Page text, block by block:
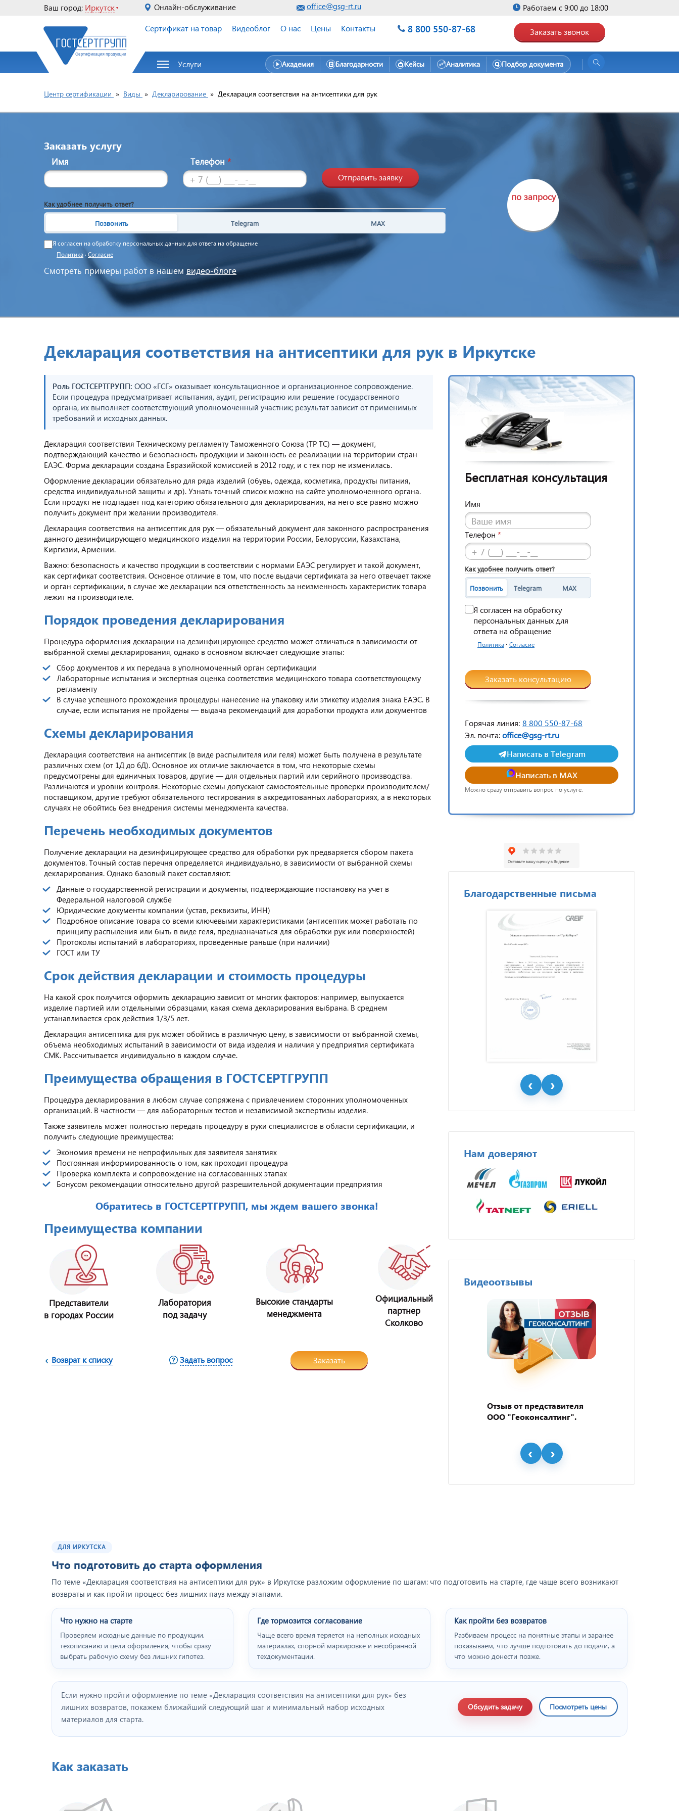
Ваш город: Иркутск Онлайн-обслуживание office@gsg-rt.ru Работаем с 9:00 до 18:00
Сертификат на товар Видеоблог О нас Цены Контакты 8 800 550-87-68 Заказать звонок
Услуги Академия Благодарности Кейсы Аналитика Подбор документа
Центр сертификации » Виды » Декларирование » Декларация соответствия на антисептики для рук
Заказать услугу
Имя Телефон *
Отправить заявку
Как удобнее получить ответ?
Позвонить Telegram MAX
Я согласен на обработку персональных данных для ответа на обращение
Политика ·Согласие
Смотреть примеры работ в нашем видео-блоге
по запросу
Декларация соответствия на антисептики для рук в Иркутске
Роль ГОСТСЕРТГРУПП: ООО «ГСГ» оказывает консультационное и организационное сопровождение.
Если процедура предусматривает испытания, аудит, регистрацию или решение государственного
органа, их выполняет соответствующий уполномоченный участник; результат зависит от применимых
требований и исходных данных.
Декларация соответствия Техническому регламенту Таможенного Союза (ТР ТС) — документ,
подтверждающий качество и безопасность продукции и законность ее реализации на территории стран
ЕАЭС. Форма декларации создана Евразийской комиссией в 2012 году, и с тех пор не изменилась.
Оформление декларации обязательно для ряда изделий (обувь, одежда, косметика, продукты питания,
средства индивидуальной защиты и др). Узнать точный список можно на сайте уполномоченного органа.
Если продукт не подпадает под категорию обязательного для декларирования, на него все равно можно
получить документ при желании производителя.
Декларация соответствия на антисептик для рук — обязательный документ для законного распространения
данного дезинфицирующего медицинского изделия на территории России, Белоруссии, Казахстана,
Киргизии, Армении.
Важно: безопасность и качество продукции в соответствии с нормами ЕАЭС регулирует и такой документ,
как сертификат соответствия. Основное отличие в том, что после выдачи сертификата за него отвечает также
и орган сертификации, в случае же декларации вся ответственность за неизменность характеристик товара
лежит на производителе.
Порядок проведения декларирования
Процедура оформления декларации на дезинфицирующее средство может отличаться в зависимости от
выбранной схемы декларирования, однако в основном включает следующие этапы:
Сбор документов и их передача в уполномоченный орган сертификации
Лабораторные испытания и экспертная оценка соответствия медицинского товара соответствующему
регламенту
В случае успешного прохождения процедуры нанесение на упаковку или этикетку изделия знака ЕАЭС. В
случае, если испытания не пройдены — выдача рекомендаций для доработки продукта или документов
Схемы декларирования
Декларация соответствия на антисептик (в виде распылителя или геля) может быть получена в результате
различных схем (от 1Д до 6Д). Основное их отличие заключается в том, что некоторые схемы
предусмотрены для единичных товаров, другие — для отдельных партий или серийного производства.
Различаются и уровни контроля. Некоторые схемы допускают самостоятельные проверки производителем/
поставщиком, другие требуют обязательного тестирования в аккредитованных лабораториях, а в некоторых
случаях не обойтись без внедрения системы менеджмента качества.
Перечень необходимых документов
Получение декларации на дезинфицирующее средство для обработки рук предваряется сбором пакета
документов. Точный состав перечня определяется индивидуально, в зависимости от выбранной схемы
декларирования. Однако базовый пакет составляют:
Данные о государственной регистрации и документы, подтверждающие постановку на учет в
Федеральной налоговой службе
Юридические документы компании (устав, реквизиты, ИНН)
Подробное описание товара со всеми ключевыми характеристиками (антисептик может работать по
принципу распыления или быть в виде геля, предназначаться для обработки рук или поверхностей)
Протоколы испытаний в лабораториях, проведенные раньше (при наличии)
ГОСТ или ТУ
Срок действия декларации и стоимость процедуры
На какой срок получится оформить декларацию зависит от многих факторов: например, выпускается
изделие партией или отдельными образцами, какая схема декларирования выбрана. В среднем
устанавливается срок действия 1/3/5 лет.
Декларация антисептика для рук может обойтись в различную цену, в зависимости от выбранной схемы,
объема необходимых испытаний в зависимости от вида изделия и наличия у предприятия сертификата
СМК. Рассчитывается индивидуально в каждом случае.
Преимущества обращения в ГОСТСЕРТГРУПП
Процедура декларирования в любом случае сопряжена с привлечением сторонних уполномоченных
организаций. В частности — для лабораторных тестов и независимой экспертизы изделия.
Также заявитель может полностью передать процедуру в руки специалистов в области сертификации, и
получить следующие преимущества:
Экономия времени не непрофильных для заявителя занятиях
Постоянная информированность о том, как проходит процедура
Проверка комплекта и сопровождение на согласованных этапах
Бонусом рекомендации относительно другой разрешительной документации предприятия
Обратитесь в ГОСТСЕРТГРУПП, мы ждем вашего звонка!
Преимущества компании
Представители
в городах России
Лаборатория
под задачу
Высокие стандарты
менеджмента
Официальный
партнер
Сколково
Возврат к списку Задать вопрос Заказать
Бесплатная консультация
Имя
Телефон *
Как удобнее получить ответ?
Позвонить Telegram MAX
Я согласен на обработку
персональных данных для
ответа на обращение
Политика · Согласие
Заказать консультацию
Горячая линия: 8 800 550-87-68
Эл. почта:office@gsg-rt.ru
Написать в Telegram
Написать в MAX
Можно сразу отправить вопрос по услуге.
Благодарственные письма
Нам доверяют
Видеоотзывы
Отзыв от представителя
ООО "Геоконсалтинг".
ДЛЯ ИРКУТСКА
Что подготовить до старта оформления
По теме «Декларация соответствия на антисептики для рук» в Иркутске разложим оформление по шагам: что подготовить на старте, где чаще всего возникают
возвраты и как пройти процесс без лишних пауз между этапами.
Что нужно на старте
Проверяем исходные данные по продукции,
техописанию и цели оформления, чтобы сразу
выбрать рабочую схему без лишних гипотез.
Где тормозится согласование
Чаще всего время теряется на неполных исходных
материалах, спорной маркировке и несобранной
техдокументации.
Как пройти без возвратов
Разбиваем процесс на понятные этапы и заранее
показываем, что лучше подготовить до подачи, а
что можно донести позже.
Если нужно пройти оформление по теме «Декларация соответствия на антисептики для рук» без
лишних возвратов, покажем ближайший следующий шаг и минимальный набор исходных
материалов для старта.
Обсудить задачу Посмотреть цены
Как заказать